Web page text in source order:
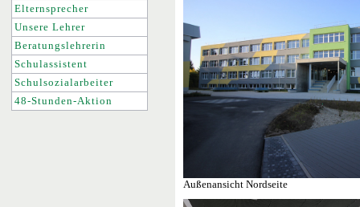
Außenansicht Nordseite
Elternsprecher
Unsere Lehrer
Beratungslehrerin
Schulassistent
Schulsozialarbeiter
48-Stunden-Aktion